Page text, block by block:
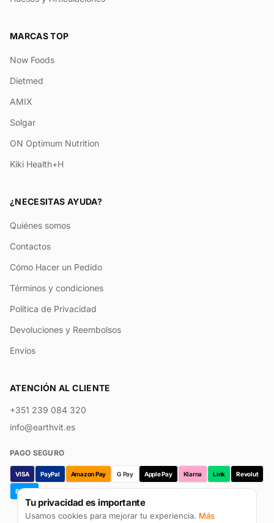
Tu privacidad es importante
Usamos cookies para mejorar tu experiencia. Más
MARCAS TOP
Now Foods
Dietmed
AMIX
Solgar
ON Optimum Nutrition
Kiki Health+H
¿NECESITAS AYUDA?
Quiénes somos
Contactos
Cómo Hacer un Pedido
Términos y condiciones
Política de Privacidad
Devoluciones y Reembolsos
Envíos
ATENCIÓN AL CLIENTE
+351 239 084 320
info@earthvit.es
PAGO SEGURO
VISA PayPal Amazon Pay G Pay Apple Pay Klarna Link Revolut
Bizum